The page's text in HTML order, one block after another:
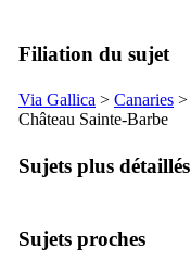
Filiation du sujet
Via Gallica > Canaries >
Château Sainte-Barbe
Sujets plus détaillés
Sujets proches